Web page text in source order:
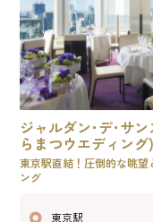
ジャルダン･デ･サ
らまつウエディング)
東京駅直結！圧倒的な眺
ング
東京駅